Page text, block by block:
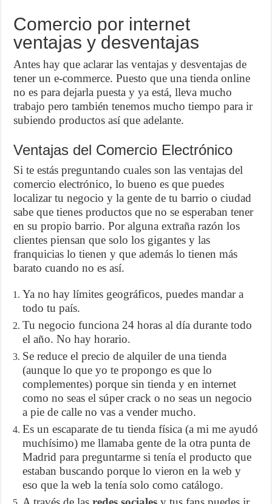
Comercio por internet
ventajas y desventajas
Antes hay que aclarar las ventajas y desventajas de
tener un e-commerce. Puesto que una tienda online
no es para dejarla puesta y ya está, lleva mucho
trabajo pero también tenemos mucho tiempo para ir
subiendo productos así que adelante.
Ventajas del Comercio Electrónico
Si te estás preguntando cuales son las ventajas del
comercio electrónico, lo bueno es que puedes
localizar tu negocio y la gente de tu barrio o ciudad
sabe que tienes productos que no se esperaban tener
en su propio barrio. Por alguna extraña razón los
clientes piensan que solo los gigantes y las
franquicias lo tienen y que además lo tienen más
barato cuando no es así.
Ya no hay límites geográficos, puedes mandar a
todo tu país.
Tu negocio funciona 24 horas al día durante todo
el año. No hay horario.
Se reduce el precio de alquiler de una tienda
(aunque lo que yo te propongo es que lo
complementes) porque sin tienda y en internet
como no seas el súper crack o no seas un negocio
a pie de calle no vas a vender mucho.
Es un escaparate de tu tienda física (a mi me ayudó
muchísimo) me llamaba gente de la otra punta de
Madrid para preguntarme si tenía el producto que
estaban buscando porque lo vieron en la web y
eso que la web la tenía solo como catálogo.